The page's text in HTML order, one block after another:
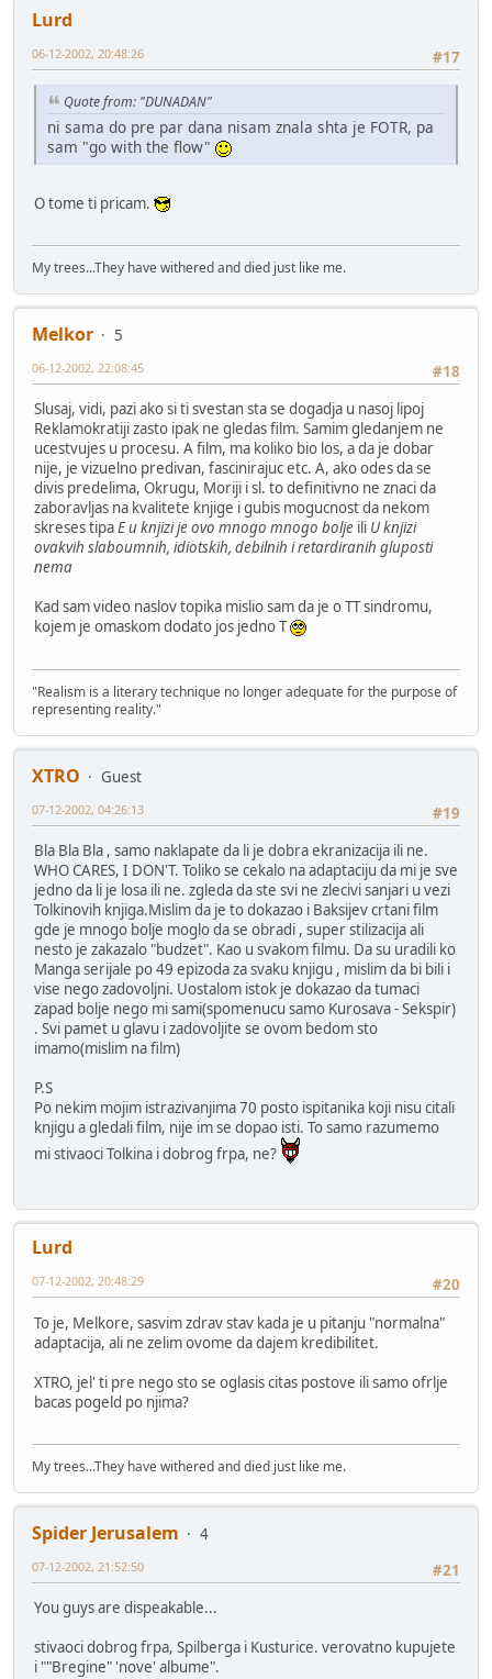
Lurd
#17
06-12-2002, 20:48:26
Quote from: "DUNADAN"
ni sama do pre par dana nisam znala shta je FOTR, pa
sam "go with the flow"
O tome ti pricam.
My trees...They have withered and died just like me.
Melkor
5
#18
06-12-2002, 22:08:45
Slusaj, vidi, pazi ako si ti svestan sta se dogadja u nasoj lipoj
Reklamokratiji zasto ipak ne gledas film. Samim gledanjem ne
ucestvujes u procesu. A film, ma koliko bio los, a da je dobar
nije, je vizuelno predivan, fascinirajuc etc. A, ako odes da se
divis predelima, Okrugu, Moriji i sl. to definitivno ne znaci da
zaboravljas na kvalitete knjige i gubis mogucnost da nekom
skreses tipaE u knjizi je ovo mnogo mnogo bolje ili U knjizi
ovakvih slaboumnih, idiotskih, debilnih i retardiranih gluposti
nema
Kad sam video naslov topika mislio sam da je o TT sindromu,
kojem je omaskom dodato jos jedno T
"Realism is a literary technique no longer adequate for the purpose of
representing reality."
XTRO
Guest
#19
07-12-2002, 04:26:13
Bla Bla Bla , samo naklapate da li je dobra ekranizacija ili ne.
WHO CARES, I DON'T. Toliko se cekalo na adaptaciju da mi je sve
jedno da li je losa ili ne. zgleda da ste svi ne zlecivi sanjari u vezi
Tolkinovih knjiga.Mislim da je to dokazao i Baksijev crtani film
gde je mnogo bolje moglo da se obradi , super stilizacija ali
nesto je zakazalo "budzet". Kao u svakom filmu. Da su uradili ko
Manga serijale po 49 epizoda za svaku knjigu , mislim da bi bili i
vise nego zadovoljni. Uostalom istok je dokazao da tumaci
zapad bolje nego mi sami(spomenucu samo Kurosava - Sekspir)
. Svi pamet u glavu i zadovoljite se ovom bedom sto
imamo(mislim na film)
P.S
Po nekim mojim istrazivanjima 70 posto ispitanika koji nisu citali
knjigu a gledali film, nije im se dopao isti. To samo razumemo
mi stivaoci Tolkina i dobrog frpa, ne?
Lurd
#20
07-12-2002, 20:48:29
To je, Melkore, sasvim zdrav stav kada je u pitanju "normalna"
adaptacija, ali ne zelim ovome da dajem kredibilitet.
XTRO, jel' ti pre nego sto se oglasis citas postove ili samo ofrlje
bacas pogeld po njima?
My trees...They have withered and died just like me.
Spider Jerusalem
4
#21
07-12-2002, 21:52:50
You guys are dispeakable...
stivaoci dobrog frpa, Spilberga i Kusturice. verovatno kupujete
i ""Bregine" 'nove' albume".